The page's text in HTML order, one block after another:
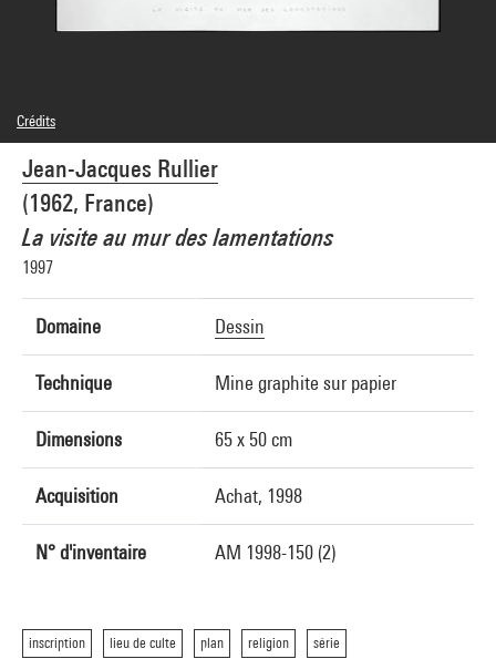
Jean-Jacques Rullier
(1962, France)
La visite au mur des lamentations
1997
Domaine Dessin
Technique Mine graphite sur papier
Dimensions 65 x 50 cm
Acquisition Achat, 1998
N° d'inventaire AM 1998-150 (2)
inscription lieu de culte plan religion série
Crédits
© Adagp, Paris
Crédit photographique : Centre Pompidou, MNAM-CCI/Philippe Migeat/Dist.
GrandPalaisRmn
Réf. image : 4F51017 [2000 CX 0027]
Diffusion image :GrandPalaisRmnPhoto